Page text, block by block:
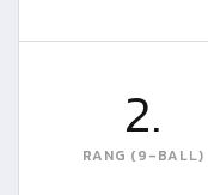
2.
RANG (9-BALL)